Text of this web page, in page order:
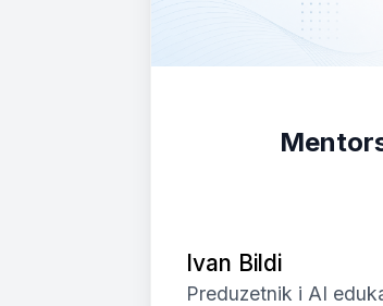
Ivan Bildi
Preduzetnik i AI